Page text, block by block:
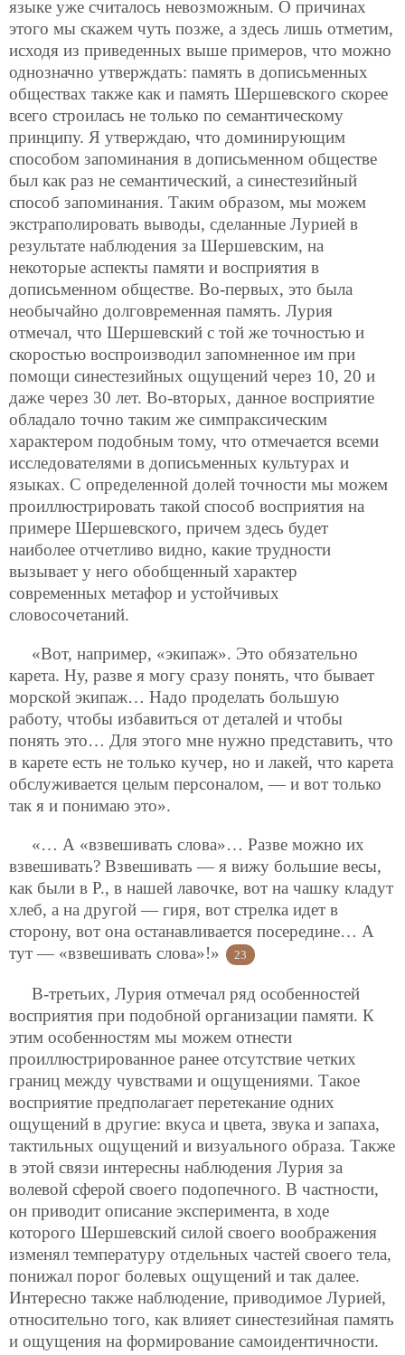
языке уже считалось невозможным. О причинах
этого мы скажем чуть позже, а здесь лишь отметим,
исходя из приведенных выше примеров, что можно
однозначно утверждать: память в дописьменных
обществах также как и память Шершевского скорее
всего строилась не только по семантическому
принципу. Я утверждаю, что доминирующим
способом запоминания в дописьменном обществе
был как раз не семантический, а синестезийный
способ запоминания. Таким образом, мы можем
экстраполировать выводы, сделанные Лурией в
результате наблюдения за Шершевским, на
некоторые аспекты памяти и восприятия в
дописьменном обществе. Во-первых, это была
необычайно долговременная память. Лурия
отмечал, что Шершевский с той же точностью и
скоростью воспроизводил запомненное им при
помощи синестезийных ощущений через 10, 20 и
даже через 30 лет. Во-вторых, данное восприятие
обладало точно таким же симпраксическим
характером подобным тому, что отмечается всеми
исследователями в дописьменных культурах и
языках. С определенной долей точности мы можем
проиллюстрировать такой способ восприятия на
примере Шершевского, причем здесь будет
наиболее отчетливо видно, какие трудности
вызывает у него обобщенный характер
современных метафор и устойчивых
словосочетаний.
«Вот, например, «экипаж». Это обязательно
карета. Ну, разве я могу сразу понять, что бывает
морской экипаж… Надо проделать большую
работу, чтобы избавиться от деталей и чтобы
понять это… Для этого мне нужно представить, что
в карете есть не только кучер, но и лакей, что карета
обслуживается целым персоналом, — и вот только
так я и понимаю это».
«… А «взвешивать слова»… Разве можно их
взвешивать? Взвешивать — я вижу большие весы,
как были в Р., в нашей лавочке, вот на чашку кладут
хлеб, а на другой — гиря, вот стрелка идет в
сторону, вот она останавливается посередине… А
тут — «взвешивать слова»!»
23
В-третьих, Лурия отмечал ряд особенностей
восприятия при подобной организации памяти. К
этим особенностям мы можем отнести
проиллюстрированное ранее отсутствие четких
границ между чувствами и ощущениями. Такое
восприятие предполагает перетекание одних
ощущений в другие: вкуса и цвета, звука и запаха,
тактильных ощущений и визуального образа. Также
в этой связи интересны наблюдения Лурия за
волевой сферой своего подопечного. В частности,
он приводит описание эксперимента, в ходе
которого Шершевский силой своего воображения
изменял температуру отдельных частей своего тела,
понижал порог болевых ощущений и так далее.
Интересно также наблюдение, приводимое Лурией,
относительно того, как влияет синестезийная память
и ощущения на формирование самоидентичности.